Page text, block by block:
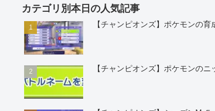
カテゴリ別本日の人気記事
【チャンピオンズ】ポケモンの
【チャンピオンズ】ポケモンの